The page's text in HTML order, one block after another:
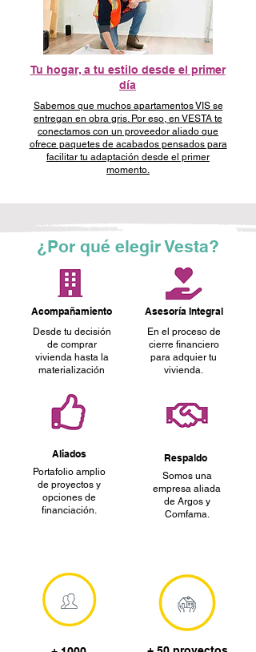
Tu hogar, a tu estilo desde el primer
día
Sabemos que muchos apartamentos VIS se
entregan en obra gris. Por eso, en VESTA te
conectamos con un proveedor aliado que
ofrece paquetes de acabados pensados para
facilitar tu adaptación desde el primer
momento.
Acompañamiento
Desde tu decisión
de comprar
vivienda hasta la
materialización
Asesoría Integral
En el proceso de
cierre financiero
para adquier tu
vivienda.
¿Por qué elegir Vesta?
Aliados
Portafolio amplio
de proyectos y
opciones de
financiación.
Respaldo
Somos una
empresa aliada
de Argos y
Comfama.